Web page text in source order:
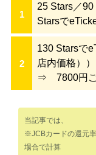
25 Stars／
Starsで
130 Starsで
店内価格）
⇒ 7800円ご
当記事では、
※JCBカードの還元
場合で計算